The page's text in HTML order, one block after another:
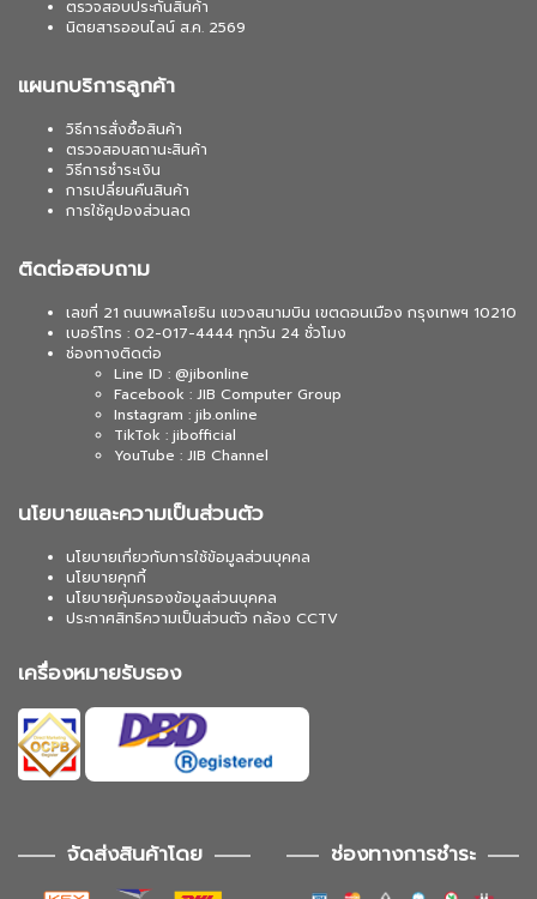
ตรวจสอบประกันสินค้า
นิตยสารออนไลน์ ส.ค. 2569
แผนกบริการลูกค้า
วิธีการสั่งซื้อสินค้า
ตรวจสอบสถานะสินค้า
วิธีการชำระเงิน
การเปลี่ยนคืนสินค้า
การใช้คูปองส่วนลด
ติดต่อสอบถาม
เลขที่ 21 ถนนพหลโยธิน แขวงสนามบิน เขตดอนเมือง กรุงเทพฯ 10210
เบอร์โทร : 02-017-4444 ทุกวัน 24 ชั่วโมง
ช่องทางติดต่อ
Line ID : @jibonline
Facebook : JIB Computer Group
Instagram : jib.online
TikTok : jibofficial
YouTube : JIB Channel
นโยบายและความเป็นส่วนตัว
นโยบายเกี่ยวกับการใช้ข้อมูลส่วนบุคคล
นโยบายคุกกี้
นโยบายคุ้มครองข้อมูลส่วนบุคคล
ประกาศสิทธิความเป็นส่วนตัว กล้อง CCTV
เครื่องหมายรับรอง
จัดส่งสินค้าโดย ช่องทางการชำระ